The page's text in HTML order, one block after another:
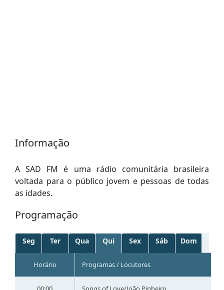
Informação
A SAD FM é uma rádio comunitária brasileira
voltada para o público jovem e pessoas de todas
as idades.
Programação
Seg Ter Qua Qui Sex Sáb Dom
Horário Programas / Locutores